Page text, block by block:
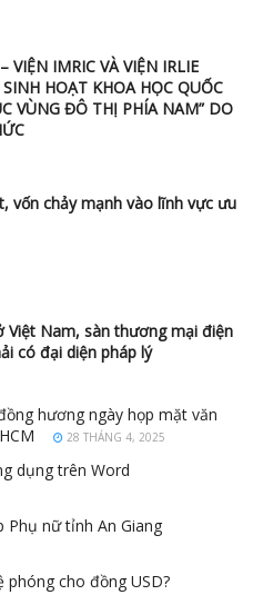
VIỆN IMRIC VÀ VIỆN IRLIE
HOẠT KHOA HỌC QUỐC
VÙNG ĐÔ THỊ PHÍA NAM” DO
vốn chảy mạnh vào lĩnh vực ưu
Việt Nam, sàn thương mại điện
có đại diện pháp lý
hương ngày họp mặt văn
28 THÁNG 4, 2025
dụng trên Word
Phụ nữ tỉnh An Giang
phóng cho đồng USD?